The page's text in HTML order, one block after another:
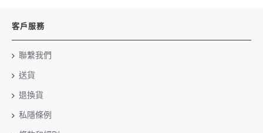
客戶服務
聯繫我們
送貨
退換貨
私隱條例